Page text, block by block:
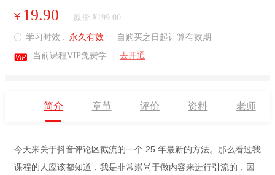
¥ 19.90 原价 ¥199.00
 学习时效 : 永久有效 自购买之日起计算有效期
 当前课程VIP免费学 去开通
简介 章节 评价 资料 老师
今天来关于抖音评论区截流的一个 25 年最新的方法。那么看过我
课程的人应该都知道，我是非常崇尚于做内容来进行引流的，因